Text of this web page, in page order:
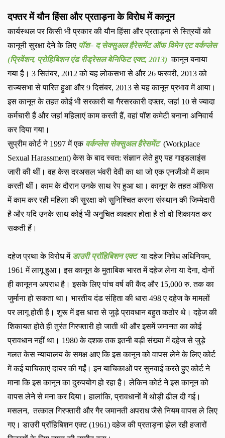
दफ्तर में यौन हिंसा और प्रताड़ना के विरोध में कानून
कार्यस्‍थल पर किसी भी प्रकार की यौन हिंसा और प्रताड़ना से स्त्रियों को
कानूनी सुरक्षा देने के लिए पॉश– द सेक्‍सुअल हैरेसमेंट ऑफ विमेन एट वर्कप्‍लेस
(प्रिवेंशन, प्रोहिबिशन एंड रीड्रेसल बेनिफिट एक्‍ट, 2013) कानून बनाया
गया है। 3सितंबर, 2012 को यह लोकसभा से और 26फरवरी, 2013को
राज्‍यसभा से पारित हुआ और9दिसंबर, 2013से यह कानून प्रभाव में आया।
इस कानून के तहत कोई भी सरकारी या गैरसरकारी दफ्तर,जहां 10से ज्‍यादा
कर्मचारी हैं और जहां महिलाएं काम करती हैं,वहां पॉश कमेटी बनाना अनिवार्य
कर दिया गया।
सुप्रीम कोर्ट ने 1997में एक वर्कप्‍लेस सेक्‍सुअल हैरेसमेंट (Workplace
Sexual Harassment)केस के बाद स्‍वत: संज्ञान लेते हुए यह गाइडलाइंस
जारी की थीं। वह केस दरअसल भंवरी देवी का था जो एक एनजीओ में काम
करती थीं। काम के दौरान उनके साथ रेप हुआ था। कानून के तहत ऑफिस
में काम कर रही महिला की सुरक्षा को सुनिश्चित करना संस्‍थान की जिम्‍मेदारी
है और यदि उनके साथ कोई भी अनुचित व्‍यवहार होता है तो वो शिकायत कर
सकती हैं।
दहेज प्रथा के विरोध में डाउरी प्रॉहिबिशन एक्‍ट या दहेज निषेध अधिनियम,
1961 में लागू हुआ। इस कानून के मुताबिक भारत में दहेज लेना या देना,दोनों
ही कानूनन अपराध है। इसके लिए पांच वर्ष की कैद और 15,000रु. तक का
जुर्माना हो सकता था। भारतीय दंड संहिता की धारा 498ए दहेज के मामलों
पर लागू होती है। शुरू में इस धारा से जुड़े प्रावधान बहुत कठोर थे। दहेज की
शिकायत होते ही तुरंत गिरफ्तारी हो जाती थी और इसमें जमानत का कोई
प्रावधान नहीं था। 1980के दशक तक इतनी बड़ी संख्‍या में दहेज से जुड़े
गलत केस न्‍यायालय के समक्ष आए कि इस कानून को वापस लेने के लिए कोर्ट
में कई याचिकाएं दायर की गईं। इन याचिकाओं पर सुनवाई करते हुए कोर्ट ने
माना कि इस कानून का दुरुपयोग हो रहा है। लेकिन कोर्ट ने इस कानून को
वापस लेने से मना कर दिया। हालांकि,प्रावधानों में थोड़ी ढील दी गई।
मसलन,तत्‍काल गिरफ्तारी और गैर जमानती अपराध जैसे नियम वापस ले लिए
गए। डाउरी प्रॉहिबिशन एक्‍ट (1961)दहेज की प्रताड़ना झेल रही हजारों